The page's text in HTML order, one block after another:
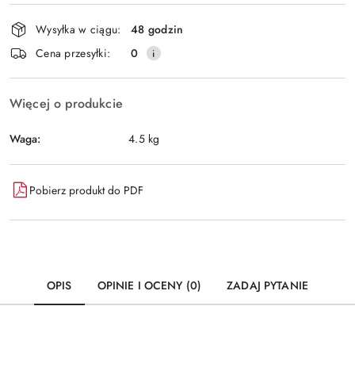
Wyślij
Dostępność
i
dostawa
Wysyłka w ciągu:
48 godzin
Cena przesyłki:
0
Więcej o produkcie
Waga: 4.5 kg
Pobierz produkt do PDF
OPIS OPINIE I OCENY (0) ZADAJ PYTANIE